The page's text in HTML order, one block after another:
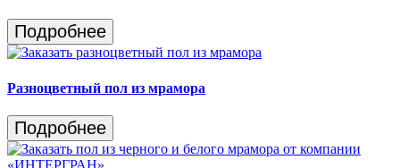
Подробнее
Разноцветный пол из мрамора
Подробнее